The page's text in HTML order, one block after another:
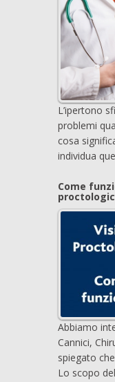
L’ipertono
problemi
cosa
individua
Come
Abbiamo
Cannici,
spiegato
Lo scopo